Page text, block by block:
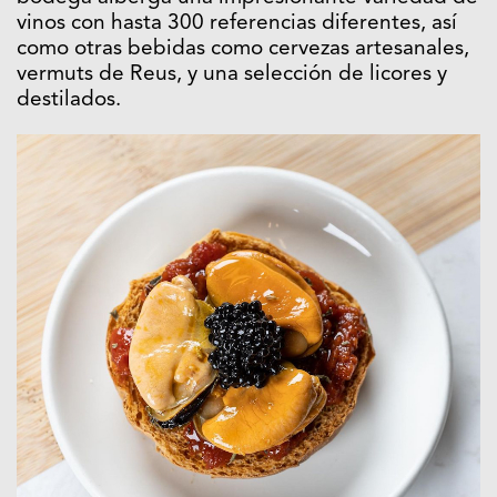
vinos con hasta 300 referencias diferentes, así
como otras bebidas como cervezas artesanales,
vermuts de Reus, y una selección de licores y
destilados.